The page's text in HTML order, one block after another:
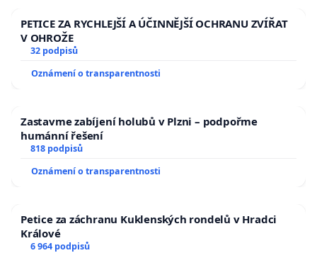
PETICE ZA RYCHLEJŠÍ A ÚČINNĚJŠÍ OCHRANU ZVÍŘAT
V OHROŽE
32 podpisů
Oznámení o transparentnosti
Zastavme zabíjení holubů v Plzni – podpořme
humánní řešení
818 podpisů
Oznámení o transparentnosti
Petice za záchranu Kuklenských rondelů v Hradci
Králové
6 964 podpisů